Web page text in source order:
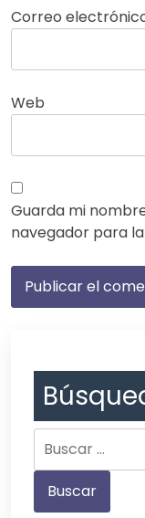
Correo
Web
Guarda mi
navegador para